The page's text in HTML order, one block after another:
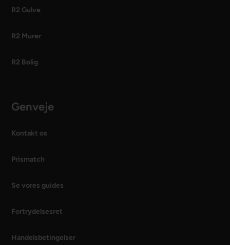
R2 Gulve
R2 Murer
R2 Bolig
Genveje
Kontakt os
Prismatch
Se vores guides
Fortrydelsesret
Handelsbetingelser